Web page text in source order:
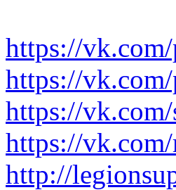
https://
https://
https://
https://
http://